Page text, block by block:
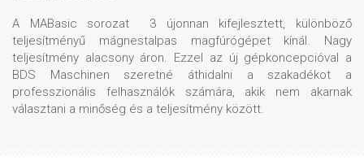
A MABasic sorozat 3 újonnan kifejlesztett, különböző
teljesítményű mágnestalpas magfúrógépet kínál. Nagy
teljesítmény alacsony áron. Ezzel az új gépkoncepcióval a
BDS Maschinen szeretné áthidalni a szakadékot a
professzionális felhasználók számára, akik nem akarnak
választani a minőség és a teljesítmény között.